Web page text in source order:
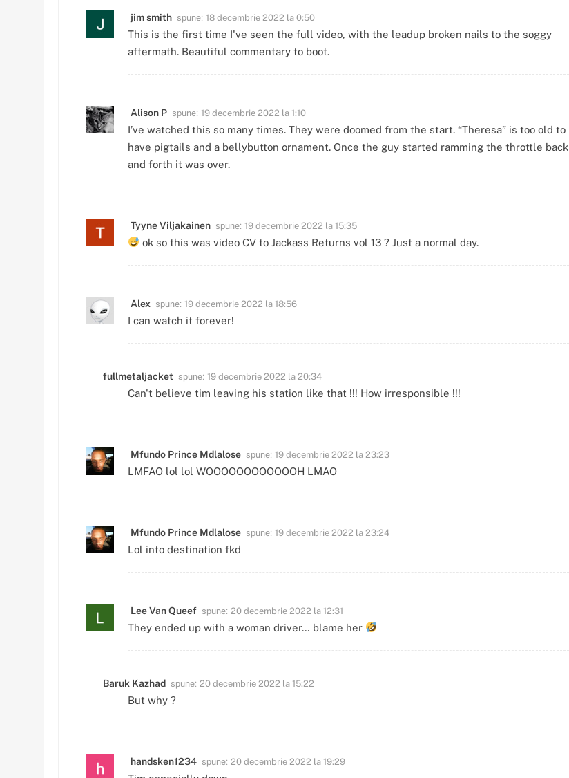
jim smith spune: 18 decembrie 2022 la 0:50
This is the first time I've seen the full video, with the leadup broken nails to the soggy
aftermath. Beautiful commentary to boot.
Alison P spune: 19 decembrie 2022 la 1:10
I’ve watched this so many times. They were doomed from the start. “Theresa” is too old to
have pigtails and a bellybutton ornament. Once the guy started ramming the throttle back
and forth it was over.
Tyyne Viljakainen spune: 19 decembrie 2022 la 15:35
ok so this was video CV to Jackass Returns vol 13 ? Just a normal day.
Alex spune: 19 decembrie 2022 la 18:56
I can watch it forever!
fullmetaljacket spune: 19 decembrie 2022 la 20:34
Can't believe tim leaving his station like that !!! How irresponsible !!!
Mfundo Prince Mdlalose spune: 19 decembrie 2022 la 23:23
LMFAO lol lol WOOOOOOOOOOOOH LMAO
Mfundo Prince Mdlalose spune: 19 decembrie 2022 la 23:24
Lol into destination fkd
Lee Van Queef spune: 20 decembrie 2022 la 12:31
They ended up with a woman driver… blame her
Baruk Kazhad spune: 20 decembrie 2022 la 15:22
But why ?
handsken1234 spune: 20 decembrie 2022 la 19:29